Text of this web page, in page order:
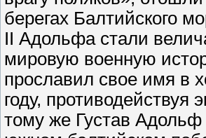
берегах Балтийского
II Адольфа стали
мировую военную
прославил свое имя в
году,
тому же Густав Адольф